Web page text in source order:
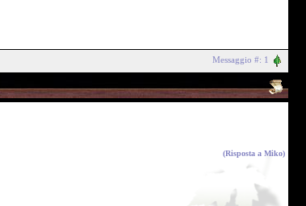
Messaggio #: 1
(Risposta a Miko)